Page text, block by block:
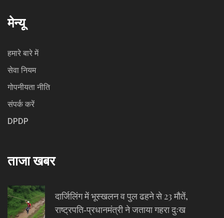
मेन्यू
हमारे बारे में
सेवा नियम
गोपनीयता नीति
संपर्क करें
DPDP
ताजा खबर
दार्जिलिंग में भूस्खलन व पुल ढहने से 23 मौतें,
राष्ट्रपति‑प्रधानमंत्री ने जताया गहरा दुःख